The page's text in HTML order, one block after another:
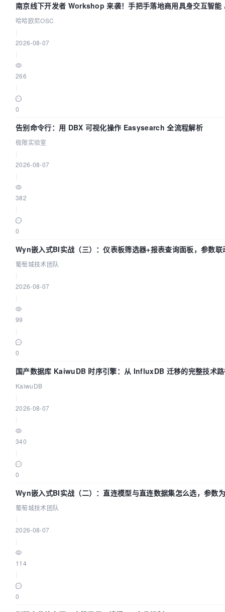
南京线下开发者 Workshop 来袭！手把手落地商用具身交互智
应用
哈哈欧尼OSC
2026-08-07
266
0
告别命令行：用 DBX 可视化操作 Easysearch 全流程解析
极限实验室
2026-08-07
382
0
Wyn嵌入式BI实战（三）：仪表板筛选器+报表查询面板，参数联
葡萄城技术团队
2026-08-07
99
0
国产数据库 KaiwuDB 时序引擎：从 InfluxDB 迁移的完整技术
KaiwuDB
2026-08-07
340
0
Wyn嵌入式BI实战（二）：直连模型与直连数据集怎么选，参数
生效？| 葡萄城技术团队
葡萄城技术团队
2026-08-07
114
0